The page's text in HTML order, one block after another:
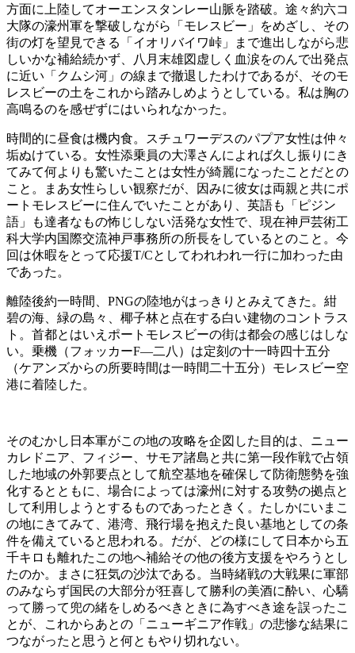
方面に上陸してオーエンスタンレー山脈を踏破。途々約六コ
大隊の濠州軍を撃破しながら「モレスビー」をめざし、その
街の灯を望見できる「イオリバイワ峠」まで進出しながら悲
しいかな補給続かず、八月末雄図虚しく血涙をのんで出発点
に近い「クムシ河」の線まで撤退したわけであるが、そのモ
レスビーの土をこれから踏みしめようとしている。私は胸の
高鳴るのを感ぜずにはいられなかった。
時間的に昼食は機内食。スチュワーデスのパプア女性は仲々
垢ぬけている。女性添乗員の大澤さんによれば久し振りにき
てみて何よりも驚いたことは女性が綺麗になったことだとの
こと。まあ女性らしい観察だが、因みに彼女は両親と共にポ
ートモレスビーに住んでいたことがあり、英語も「ピジン
語」も達者なもの怖じしない活発な女性で、現在神戸芸術工
科大学内国際交流神戸事務所の所長をしているとのこと。今
回は休暇をとって応援T/Cとしてわれわれ一行に加わった由
であった。
離陸後約一時間、PNGの陸地がはっきりとみえてきた。紺
碧の海、緑の島々、椰子林と点在する白い建物のコントラス
ト。首都とはいえポートモレスビーの街は都会の感じはしな
い。乗機（フォッカーF―二八）は定刻の十一時四十五分
（ケアンズからの所要時間は一時間二十五分）モレスビー空
港に着陸した。
そのむかし日本軍がこの地の攻略を企図した目的は、ニュー
カレドニア、フィジー、サモア諸島と共に第一段作戦で占領
した地域の外郭要点として航空基地を確保して防衛態勢を強
化するとともに、場合によっては濠州に対する攻勢の拠点と
して利用しようとするものであったときく。たしかにいまこ
の地にきてみて、港湾、飛行場を抱えた良い基地としての条
件を備えていると思われる。だが、どの様にして日本から五
千キロも離れたこの地へ補給その他の後方支援をやろうとし
たのか。まさに狂気の沙汰である。当時緒戦の大戦果に軍部
のみならず国民の大部分が狂喜して勝利の美酒に酔い、心驕
って勝って兜の緒をしめるべきときに為すべき途を誤ったこ
とが、これからあとの「ニューギニア作戦」の悲惨な結果に
つながったと思うと何ともやり切れない。